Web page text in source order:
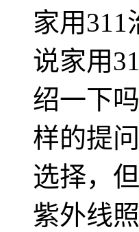
家用
说家用
绍一下
样的提
选择，
紫外线